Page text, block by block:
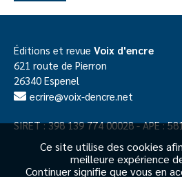
Éditions et revue Voix d'encre
621 route de Pierron
26340 Espenel
ecrire@voix-dencre.net
SIRET : 398 139 774 00028 - APE :
Ce site utilise des cookies
meilleure expérience
Continuer signifie que vous en